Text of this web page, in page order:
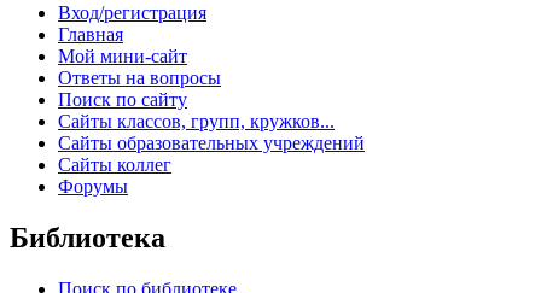
Вход/регистрация
Главная
Мой мини-сайт
Ответы на вопросы
Поиск по сайту
Сайты классов, групп, кружков...
Сайты образовательных учреждений
Сайты коллег
Форумы
Библиотека
Поиск по библиотеке